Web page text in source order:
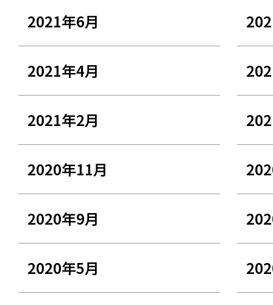
2021年6月
2021年4月
2021年2月
2020年11月
2020年9月
2020年5月